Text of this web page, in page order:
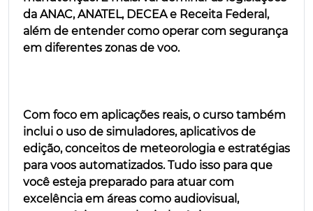
da ANAC, ANATEL, DECEA e Receita Federal,
além de entender como operar com segurança
em diferentes zonas de voo.
Com foco em aplicações reais, o curso também
inclui o uso de simuladores, aplicativos de
edição, conceitos de meteorologia e estratégias
para voos automatizados. Tudo isso para que
você esteja preparado para atuar com
excelência em áreas como audiovisual,